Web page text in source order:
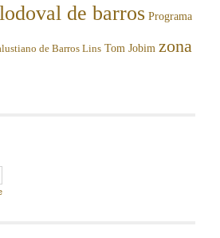
de barros Programa
de Barros Lins Tom Jobim zona